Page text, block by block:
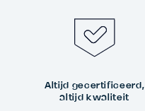
Altijd gecertificeerd,
altijd kwaliteit